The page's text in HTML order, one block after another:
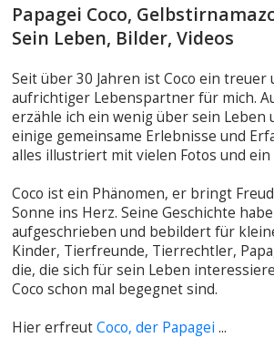
Papagei Coco,
Sein Leben, Bilder, Videos
Seit über 30 Jahren ist Coco ein treuer
aufrichtiger Lebenspartner für mich.
erzähle ich ein wenig über sein Leben
einige gemeinsame Erlebnisse und
alles illustriert mit vielen Fotos und ein
Coco ist ein Phänomen, er bringt
Sonne ins Herz. Seine Geschichte
aufgeschrieben und bebildert für
Kinder, Tierfreunde, Tierrechtler,
die, die sich für sein Leben
Coco schon mal begegnet sind.
Hier erfreutCoco, der Papagei ...